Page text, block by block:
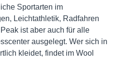
Sportarten im
Leichtathletik, Radfahren
ist aber auch für alle
ausgelegt. Wer sich in
kleidet, findet im Wool